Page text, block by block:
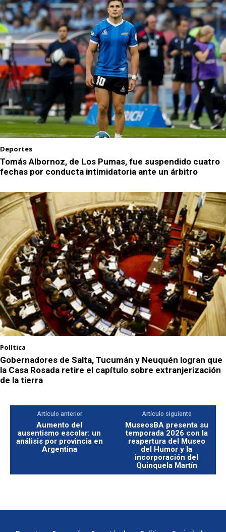
Deportes
Tomás Albornoz, de Los Pumas, fue suspendido cuatro
fechas por conducta intimidatoria ante un árbitro
Política
Gobernadores de Salta, Tucumán y Neuquén logran que
la Casa Rosada retire el capítulo sobre extranjerización
de la tierra
Artículo anterior
Aumento del
ausentismo escolar: un
análisis por provincia en
Argentina
Artículo siguiente
MuseosBA presenta su
temporada 2026 con la
reapertura del Museo
del Humor y la
incorporación del
Quinquela Martín